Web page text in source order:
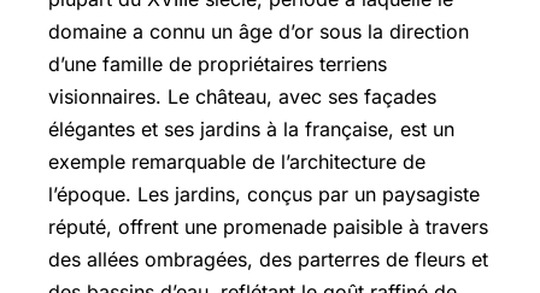
domaine a connu un âge d’or sous la direction
d’une famille de propriétaires terriens
visionnaires. Le château, avec ses façades
élégantes et ses jardins à la française, est un
exemple remarquable de l’architecture de
l’époque. Les jardins, conçus par un paysagiste
réputé, offrent une promenade paisible à travers
des allées ombragées, des parterres de fleurs et